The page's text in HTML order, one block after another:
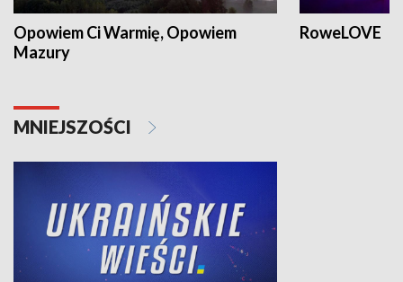
Opowiem Ci Warmię, Opowiem
Mazury
RoweLOVE
MNIEJSZOŚCI